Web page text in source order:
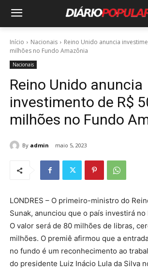
Início Nacionais
Reino Unido anuncia
milhões no Fundo Amazônia
Nacionais
Reino Unido anuncia
investimento de R$
milhões no Fundo
By admin maio 5, 2023
LONDRES – O primeiro-ministro do
Sunak, anunciou que o país investirá no
O valor será de 80 milhões de libras,
milhões. O premiê afirmou que a
no fundo é um reconhecimento ao
do presidente Luiz Inácio Lula da Silva